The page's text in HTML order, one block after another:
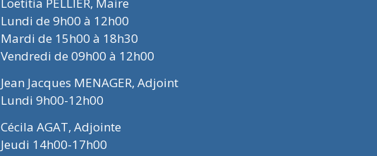
Loëtitia PELLIER, Maire
Lundi de 9h00 à 12h00
Mardi de 15h00 à 18h30
Vendredi de 09h00 à 12h00
Jean Jacques MENAGER, Adjoint
Lundi 9h00-12h00
Cécila AGAT, Adjointe
Jeudi 14h00-17h00